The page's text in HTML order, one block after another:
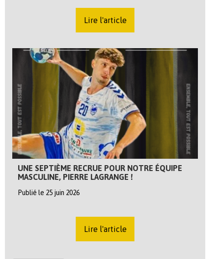
Lire l'article
UNE SEPTIÈME RECRUE POUR NOTRE ÉQUIPE
MASCULINE, PIERRE LAGRANGE !
Publié le 25 juin 2026
Lire l'article